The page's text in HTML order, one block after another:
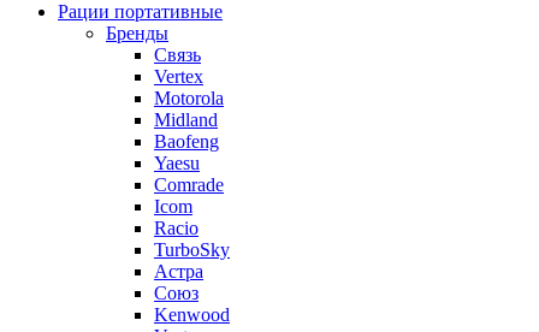
Рации портативные
Бренды
Связь
Vertex
Motorola
Midland
Baofeng
Yaesu
Comrade
Icom
Racio
TurboSky
Астра
Союз
Kenwood